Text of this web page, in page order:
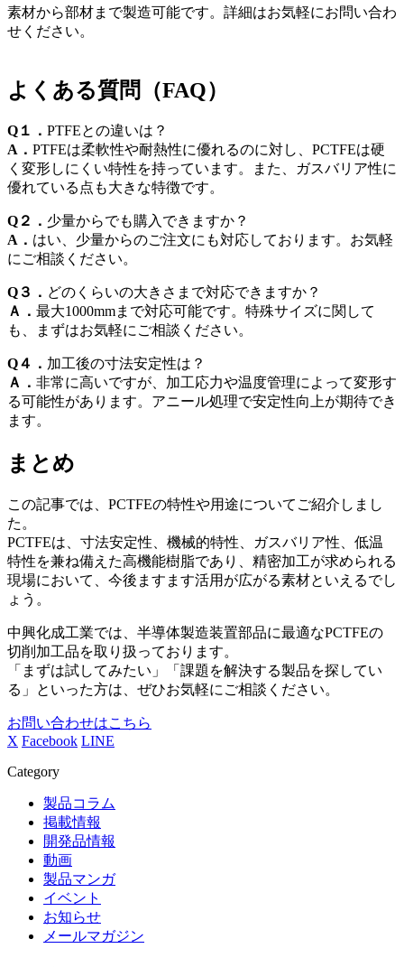
素材から部材まで製造可能です。詳細はお気軽にお問い合わ
せください。
よくある質問（FAQ）
Q１． PTFEとの違いは？
A． PTFEは柔軟性や耐熱性に優れるのに対し、 PCTFEは硬
く変形しにくい特性を持っています。また、ガスバリア性に
優れている点も大きな特徴です。
Q２． 少量からでも購入できますか？
A． はい、少量からのご注文にも対応しております。お気軽
にご相談ください。
Q３． どのくらいの大きさまで対応できますか？
Ａ． 最大1000mmまで対応可能です。特殊サイズに関して
も、まずはお気軽にご相談ください。
Q４． 加工後の寸法安定性は？
Ａ． 非常に高いですが、加工応力や温度管理によって変形す
る可能性があります。アニール処理で安定性向上が期待でき
ます。
まとめ
この記事では、 PCTFEの特性や用途についてご紹介しまし
た。
PCTFEは、寸法安定性、機械的特性、ガスバリア性、低温
特性を兼ね備えた高機能樹脂であり、精密加工が求められる
現場において、今後ますます活用が広がる素材といえるでし
ょう。
中興化成工業では、半導体製造装置部品に最適なPCTFEの
切削加工品を取り扱っております。
「まずは試してみたい」「課題を解決する製品を探してい
る」といった方は、ぜひお気軽にご相談ください。
お問い合わせはこちら
X Facebook LINE
Category
製品コラム
掲載情報
開発品情報
動画
製品マンガ
イベント
お知らせ
メールマガジン